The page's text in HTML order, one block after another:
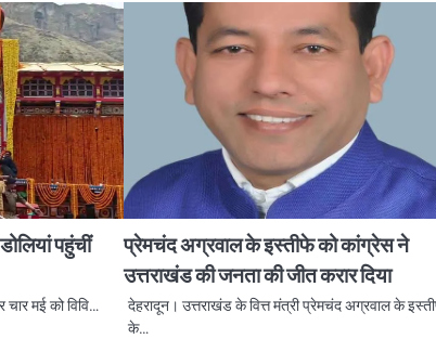
पहुंचीं
चार मई को विवि…
प्रेमचंद अग्रवाल के इस्तीफे को कांग्रेस ने
उत्तराखंड की जनता की जीत करार दिया
देहरादून। उत्तराखंड के वित्त मंत्री प्रेमचंद अग्रवाल के
के…